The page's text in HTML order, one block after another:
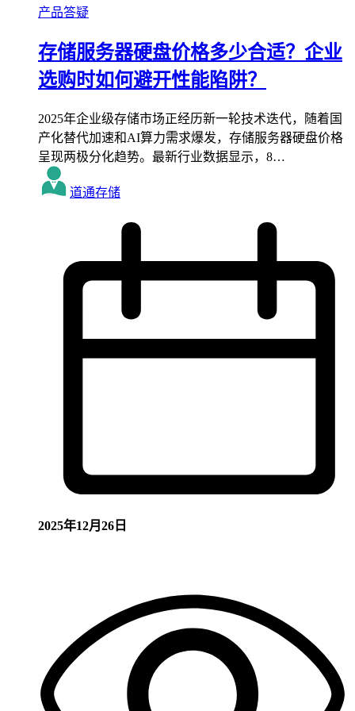
产品答疑
存储服务器硬盘价格多少合适？企业
选购时如何避开性能陷阱？
2025年企业级存储市场正经历新一轮技术迭代，随着国
产化替代加速和AI算力需求爆发，存储服务器硬盘价格
呈现两极分化趋势。最新行业数据显示，8…
道通存储
2025年12月26日